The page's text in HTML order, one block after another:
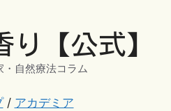
り【公式】
・自然療法コラム
/ アカデミア